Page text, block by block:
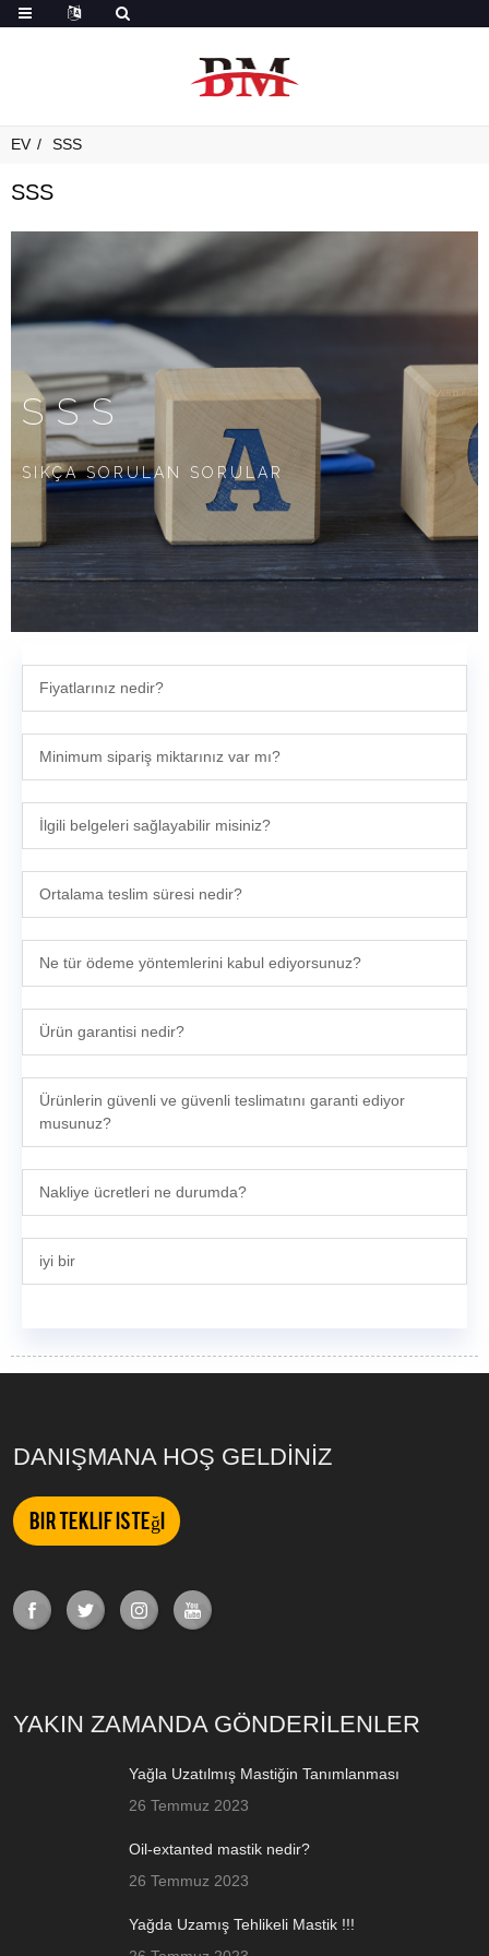
EV SSS
SSS
SSS
SIKÇA SORULAN SORULAR
Fiyatlarınız nedir?
Minimum sipariş miktarınız var mı?
İlgili belgeleri sağlayabilir misiniz?
Ortalama teslim süresi nedir?
Ne tür ödeme yöntemlerini kabul ediyorsunuz?
Ürün garantisi nedir?
Ürünlerin güvenli ve güvenli teslimatını garanti ediyor
musunuz?
Nakliye ücretleri ne durumda?
iyi bir
DANIŞMANA HOŞ GELDİNİZ
Bir teklif isteği
YAKIN ZAMANDA GÖNDERİLENLER
Yağla Uzatılmış Mastiğin Tanımlanması
26 Temmuz 2023
Oil-extanted mastik nedir?
26 Temmuz 2023
Yağda Uzamış Tehlikeli Mastik !!!